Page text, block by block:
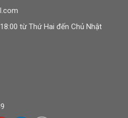
từ Thứ Hai đến Chủ Nhật